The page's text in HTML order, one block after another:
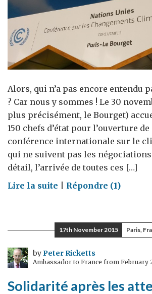
Alors, qui n’a pas encore entendu
? Car nous y sommes ! Le 30
plus précisément, le Bourget)
150 chefs d’état pour l’ouverture de
conférence internationale sur le
qui ne suivent pas les
détail, l’arrivée de toutes ces […]
Lire la suite on
nous
y
sommes
!
Répondre (1)
17th November 2015 Paris,
byPeter Ricketts
Ambassador to France from February
Solidarité après les